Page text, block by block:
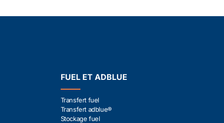
FUEL ET ADBLUE
Transfert fuel
Transfert adblue®
Stockage fuel